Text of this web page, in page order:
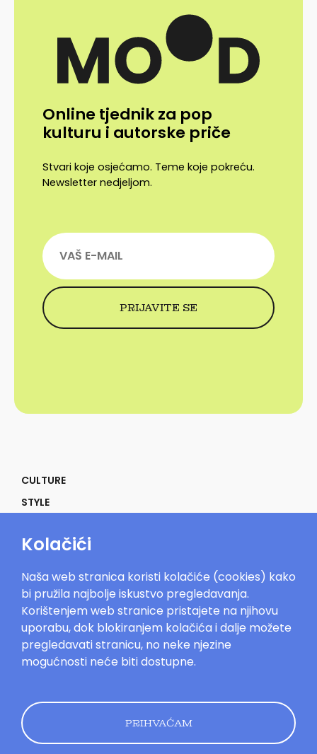
Online tjednik za pop
kulturu i autorske priče
Stvari koje osjećamo. Teme koje pokreću.
Newsletter nedjeljom.
CULTURE
STYLE
POWER
IN THE MOOD
Mood.hr©2023. Sva prava zadržana.
korištenja
Politika kolačića
Pravila
privatnosti
Dizajn by
Kolačići
Naša web stranica koristi kolačiće (cookies) kako
bi pružila najbolje iskustvo pregledavanja.
Korištenjem web stranice pristajete na njihovu
uporabu, dok blokiranjem kolačića i dalje možete
pregledavati stranicu, no neke njezine
mogućnosti neće biti dostupne.
PRIHVAĆAM